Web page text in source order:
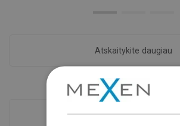
Atskaitykite daugiau